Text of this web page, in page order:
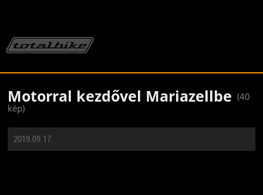
Motorral kezdővel Mariazellbe (40
kép)
2019.09.17.